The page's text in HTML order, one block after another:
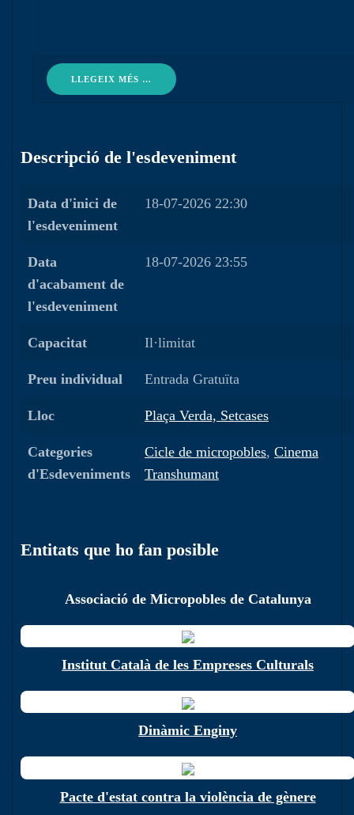
LLEGEIX MÉS …
Descripció de l'esdeveniment
Data d'inici de
l'esdeveniment
18-07-2026 22:30
Data
d'acabament de
l'esdeveniment
18-07-2026 23:55
Capacitat Il·limitat
Preu individual Entrada Gratuïta
Lloc Plaça Verda, Setcases
Categories
d'Esdeveniments
Cicle de micropobles, Cinema
Transhumant
Entitats que ho fan posible
Associació de Micropobles de Catalunya
Institut Català de les Empreses Culturals
Dinàmic Enginy
Pacte d'estat contra la violència de gènere